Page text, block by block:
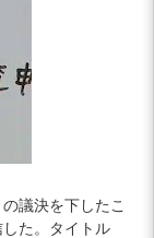
議決を下したこ
た。タイトル